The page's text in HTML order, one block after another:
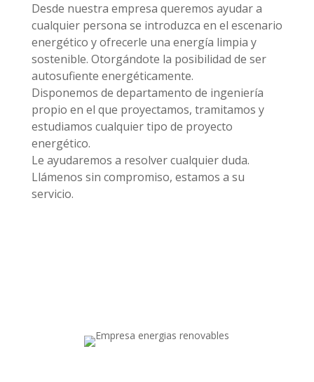
Desde nuestra empresa queremos ayudar a
cualquier persona se introduzca en el escenario
energético y ofrecerle una energía limpia y
sostenible. Otorgándote la posibilidad de ser
autosufiente energéticamente.
Disponemos de departamento de ingeniería
propio en el que proyectamos, tramitamos y
estudiamos cualquier tipo de proyecto
energético.
Le ayudaremos a resolver cualquier duda.
Llámenos sin compromiso, estamos a su
servicio.